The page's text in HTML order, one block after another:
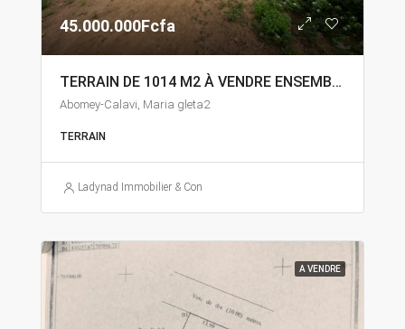
45.000.000Fcfa
TERRAIN DE 1014 M2 À VENDRE ENSEMBLE À ABOMEY-CALAVI MARIA GLETA
Abomey-Calavi, Maria gleta2
TERRAIN
Ladynad Immobilier & Construction
A VENDRE